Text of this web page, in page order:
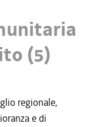
(5)
regionale,
e di